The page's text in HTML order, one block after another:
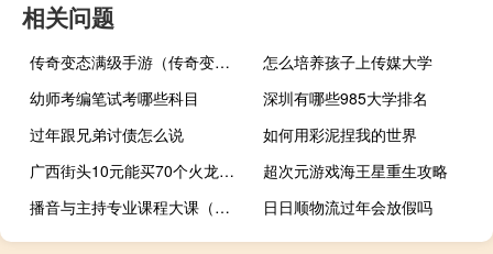
相关问题
传奇变态满级手游（传奇变态满级是多少）
怎么培养孩子上传媒大学
幼师考编笔试考哪些科目
深圳有哪些985大学排名
过年跟兄弟讨债怎么说
如何用彩泥捏我的世界
广西街头10元能买70个火龙果引围观：外地网友惊叹 太便宜了
超次元游戏海王星重生攻略
播音与主持专业课程大课（播音与主持专业课程）
日日顺物流过年会放假吗